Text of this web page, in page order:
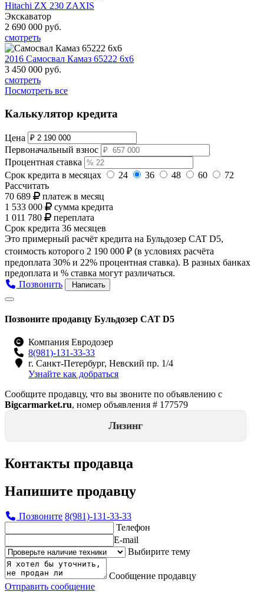
Hitachi ZX 230 ZAXIS
Экскаватор
2 690 000 руб.
смотреть
2016 Самосвал Камаз 65222 6х6
3 450 000 руб.
смотреть
Посмотреть все
Калькулятор кредита
Цена
Первоначальный взнос
Процентная ставка
Срок кредита в месяцах
24 36 48 60
72
Рассчитать
70 689
платеж в месяц
1 533 000
сумма кредита
1 011 780
переплата
Срок кредита 36 месяцев
Это примерный расчёт кредита на Бульдозер CAT D5,
стоимость которого 2 190 000 ₽ (в условиях расчёта
предоплата 30% и 22% процентная ставка). В разных банках
предоплата и % ставка могут различаться.
Позвонить
Написать
Позвоните продавцу Бульдозер CAT D5
Компания Евродозер
8(981)-131-33-33
г. Санкт-Петербург, Невский пр. 1/4
Узнайте как добраться
Сообщите продавцу, что вы звоните по объявлению с
Bigcarmarket.ru, номер объявления # 177579
Лизинг
Контакты продавца
Напишите продавцу
Позвоните 8(981)-131-33-33
Телефон
E-mail
Выбирите тему
Сообщение продавцу
Отправить сообщение